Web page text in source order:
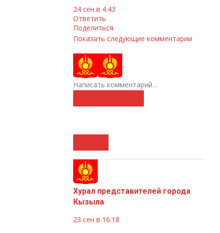
24 сен в 4:43
Ответить
Поделиться
Показать следующие комментарии
Написать комментарий…
Хурал представителей города
Кызыла
23 сен в 16:18